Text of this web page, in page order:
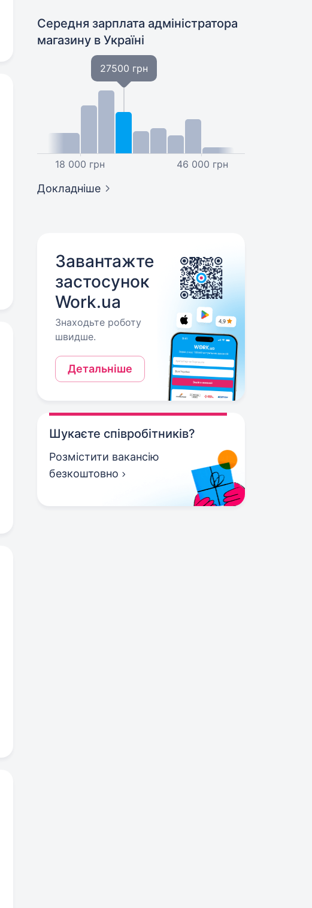
Середня зарплата адміністратора
магазину в Україні
18 000 грн
27500 грн
46 000 грн
Докладніше
Завантажте
застосунок
Work.ua
Знаходьте роботу
швидше.
Детальніше
Шукаєте співробітників?
Розмістити вакансію
безкоштовно